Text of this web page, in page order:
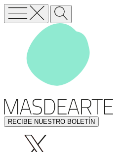
RECIBE NUESTRO BOLETÍN